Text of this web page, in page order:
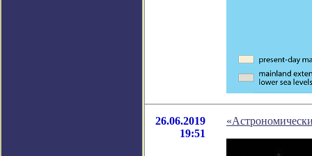
26.06.2019
19:51